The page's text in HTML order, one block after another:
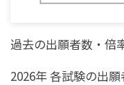
過去の出願者数・倍
2026年 各試験の出願